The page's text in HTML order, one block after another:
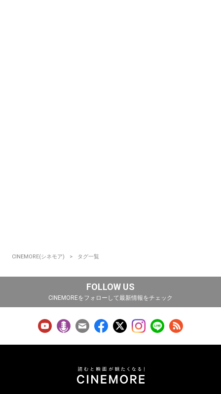
CINEMORE(シネモア) タグ一覧
FOLLOW US
CINEMOREをフォローして最新情報をチェック